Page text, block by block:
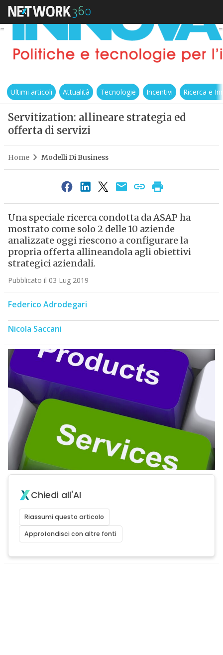
Ultimi articoli Attualità Tecnologie Incentivi Ricerca e
Servitization: allineare strategia ed
offerta di servizi
Home Modelli Di Business
Una speciale ricerca condotta da ASAP ha
mostrato come solo 2 delle 10 aziende
analizzate oggi riescono a configurare la
propria offerta allineandola agli obiettivi
strategici aziendali.
Pubblicato il 03 Lug 2019
Federico Adrodegari
Nicola Saccani
Chiedi all'AI
Riassumi questo articolo
Approfondisci con altre fonti